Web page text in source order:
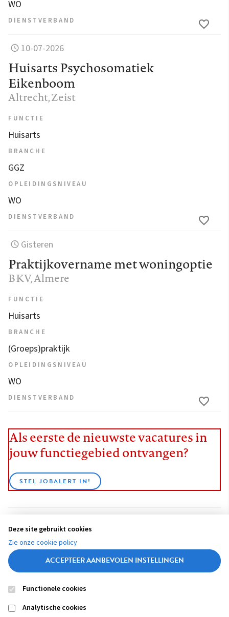
WO
DIENSTVERBAND
10-07-2026
Huisarts Psychosomatiek
Eikenboom
Altrecht, Zeist
FUNCTIE
Huisarts
BRANCHE
GGZ
OPLEIDINGSNIVEAU
WO
DIENSTVERBAND
Gisteren
Praktijkovername met woningoptie
BKV, Almere
FUNCTIE
Huisarts
BRANCHE
(Groeps)praktijk
OPLEIDINGSNIVEAU
WO
DIENSTVERBAND
Als eerste de nieuwste vacatures in
jouw functiegebied ontvangen?
STEL JOBALERT IN!
BEKIJK ALLE VACATURES
Footer
Deze site gebruikt cookies
Zie onze cookie policy
ACCEPTEER AANBEVOLEN INSTELLINGEN
Functionele cookies
Analytische cookies